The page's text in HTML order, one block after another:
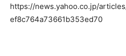
https://news.yahoo.co.jp/
ef8c764a73661b353ed70